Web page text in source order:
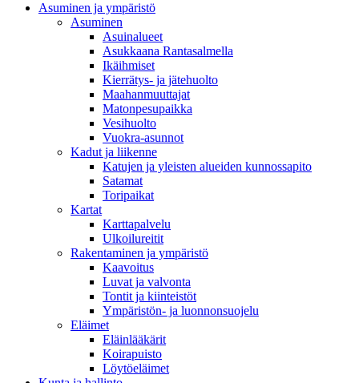
Asuminen ja ympäristö
Asuminen
Asuinalueet
Asukkaana Rantasalmella
Ikäihmiset
Kierrätys- ja jätehuolto
Maahanmuuttajat
Matonpesupaikka
Vesihuolto
Vuokra-asunnot
Kadut ja liikenne
Katujen ja yleisten alueiden kunnossapito
Satamat
Toripaikat
Kartat
Karttapalvelu
Ulkoilureitit
Rakentaminen ja ympäristö
Kaavoitus
Luvat ja valvonta
Tontit ja kiinteistöt
Ympäristön- ja luonnonsuojelu
Eläimet
Eläinlääkärit
Koirapuisto
Löytöeläimet